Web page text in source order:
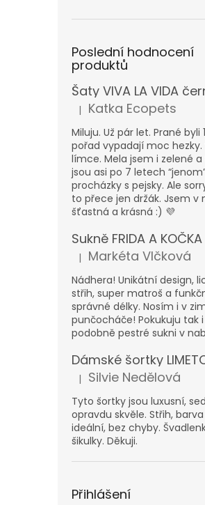
Poslední hodnocení
produktů
Šaty VIVA LA VIDA
Hodnocení produktu je 5 z
| Katka Ecopets
Miluju. Už pár let. Prané byli
pořad vypadají moc hezky.
límce. Mela jsem i zelené a
jsou asi po 7 letech
procházky s pejsky. Ale
to přece jen držák. Jsem v
šťastná a krásná :) 💜
Sukně FRIDA A
Hodnocení produktu je 5 z
| Markéta Vlčková
Nádhera! Unikátní design,
střih, super matroš a
správné délky. Nosím i v
punčocháče! Pokukuju tak
podobně pestré sukni v
Dámské šortky
Hodnocení produktu je 5 z
| Silvie Nedělová
Tyto šortky jsou luxusní,
opravdu skvěle. Střih,
ideální, bez chyby.
šikulky. Děkuji.
Přihlášení